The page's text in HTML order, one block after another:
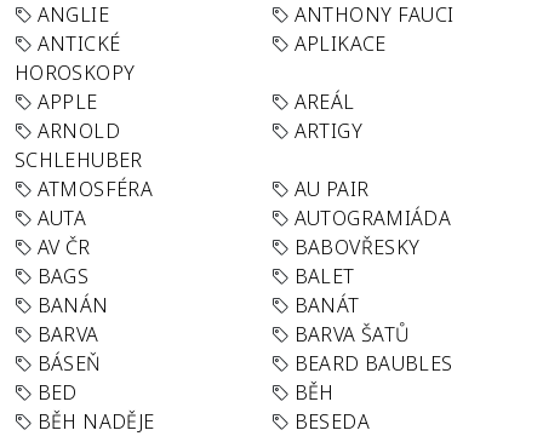
ANGLIE
ANTHONY FAUCI
ANTICKÉ
HOROSKOPY
APLIKACE
APPLE
AREÁL
ARNOLD
SCHLEHUBER
ARTIGY
ATMOSFÉRA
AU PAIR
AUTA
AUTOGRAMIÁDA
AV ČR
BABOVŘESKY
BAGS
BALET
BANÁN
BANÁT
BARVA
BARVA ŠATŮ
BÁSEŇ
BEARD BAUBLES
BED
BĚH
BĚH NADĚJE
BESEDA